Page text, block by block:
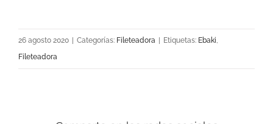
26 agosto 2020 | Categorías: Fileteadora | Etiquetas: Ebaki,
Fileteadora